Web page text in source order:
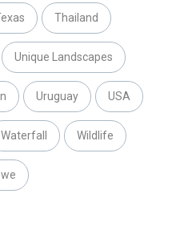
Thailand
Unique Landscapes
Uruguay USA
Waterfall Wildlife